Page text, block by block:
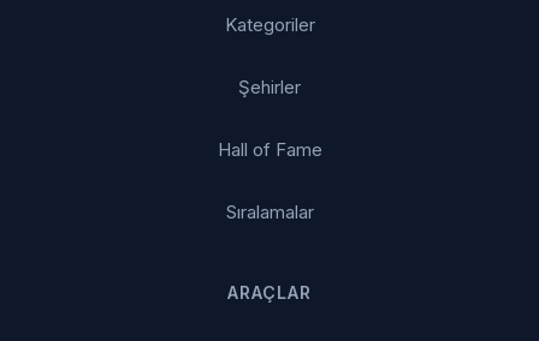
Kategoriler
Şehirler
Hall of Fame
Sıralamalar
ARAÇLAR